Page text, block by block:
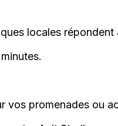
locales
vos promenades ou